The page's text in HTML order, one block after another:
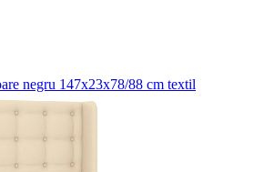
negru 147x23x78/88 cm textil